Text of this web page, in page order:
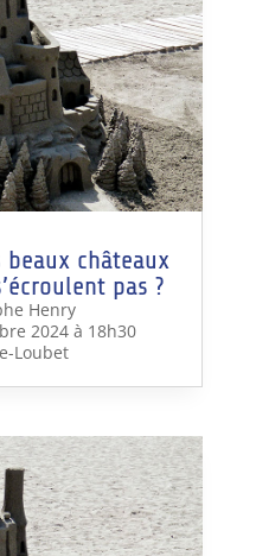
beaux châteaux
pas ?
Henry
2024 à 18h30
Loubet